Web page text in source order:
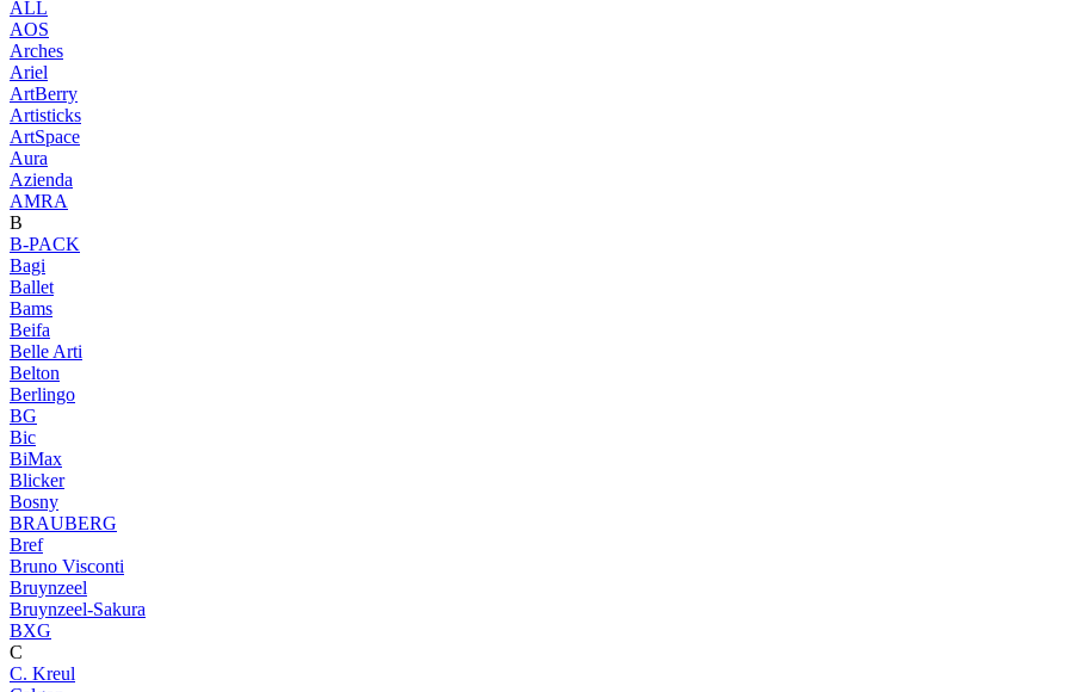
ALL
AOS
Arches
Ariel
ArtBerry
Artisticks
ArtSpace
Aura
Azienda
AМRA
B
B-PACK
Bagi
Ballet
Bams
Beifa
Belle Arti
Belton
Berlingo
BG
Bic
BiMax
Blicker
Bosny
BRAUBERG
Bref
Bruno Visconti
Bruynzeel
Bruynzeel-Sakura
BXG
C
C. Kreul